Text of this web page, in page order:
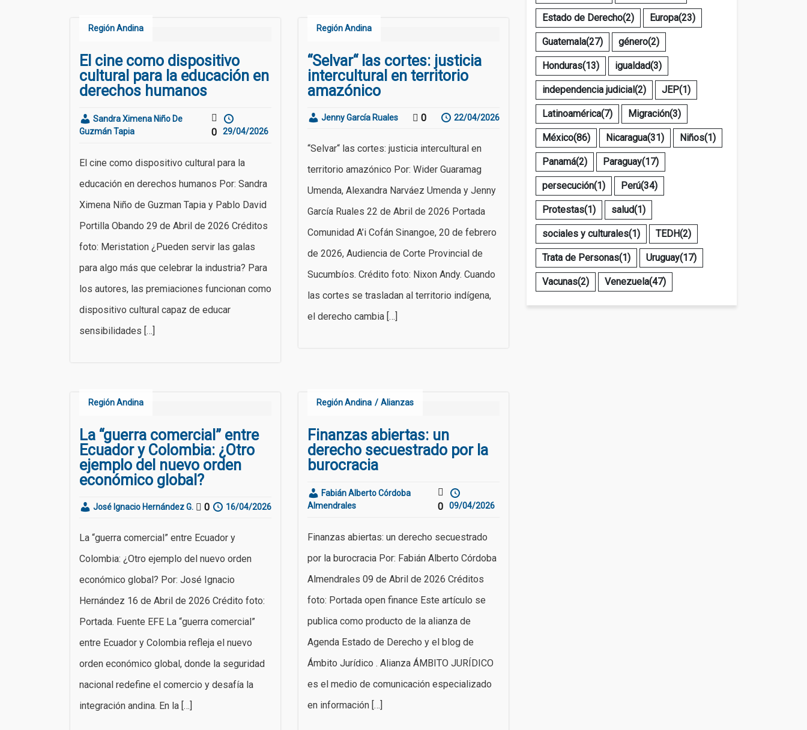
Región Andina
El cine como dispositivo
cultural para la educación en
derechos humanos
Sandra Ximena Niño De
Guzmán Tapia
0 29/04/2026
El cine como dispositivo cultural para la
educación en derechos humanos Por: Sandra
Ximena Niño de Guzman Tapia y Pablo David
Portilla Obando 29 de Abril de 2026 Créditos
foto: Meristation ¿Pueden servir las galas
para algo más que celebrar la industria? Para
los autores, las premiaciones funcionan como
dispositivo cultural capaz de educar
sensibilidades […]
Región Andina
“Selvar“ las cortes: justicia
intercultural en territorio
amazónico
Jenny García Ruales 0 22/04/2026
“Selvar“ las cortes: justicia intercultural en
territorio amazónico Por: Wider Guaramag
Umenda, Alexandra Narváez Umenda y Jenny
García Ruales 22 de Abril de 2026 Portada
Comunidad A’i Cofán Sinangoe, 20 de febrero
de 2026, Audiencia de Corte Provincial de
Sucumbíos. Crédito foto: Nixon Andy. Cuando
las cortes se trasladan al territorio indígena,
el derecho cambia […]
Región Andina
La “guerra comercial” entre
Ecuador y Colombia: ¿Otro
ejemplo del nuevo orden
económico global?
José Ignacio Hernández G. 0 16/04/2026
La “guerra comercial” entre Ecuador y
Colombia: ¿Otro ejemplo del nuevo orden
económico global? Por: José Ignacio
Hernández 16 de Abril de 2026 Crédito foto:
Portada. Fuente EFE La “guerra comercial”
entre Ecuador y Colombia refleja el nuevo
orden económico global, donde la seguridad
nacional redefine el comercio y desafía la
integración andina. En la […]
Región Andina Alianzas
Finanzas abiertas: un
derecho secuestrado por la
burocracia
Fabián Alberto Córdoba
Almendrales
0 09/04/2026
Finanzas abiertas: un derecho secuestrado
por la burocracia Por: Fabián Alberto Córdoba
Almendrales 09 de Abril de 2026 Créditos
foto: Portada open finance Este artículo se
publica como producto de la alianza de
Agenda Estado de Derecho y el blog de
Ámbito Jurídico . Alianza ÁMBITO JURÍDICO
es el medio de comunicación especializado
en información […]
Estado de Derecho(2) Europa(23)
Guatemala(27) género(2)
Honduras(13) igualdad(3)
independencia judicial(2) JEP(1)
Latinoamérica(7) Migración(3)
México(86) Nicaragua(31) Niños(1)
Panamá(2) Paraguay(17)
persecución(1) Perú(34)
Protestas(1) salud(1)
sociales y culturales(1) TEDH(2)
Trata de Personas(1) Uruguay(17)
Vacunas(2) Venezuela(47)